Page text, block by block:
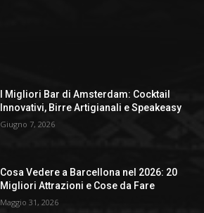
I Migliori Bar di Amsterdam: Cocktail
Innovativi, Birre Artigianali e Speakeasy
Giugno 7, 2026
Cosa Vedere a Barcellona nel 2026: 20
Migliori Attrazioni e Cose da Fare
Maggio 31, 2026